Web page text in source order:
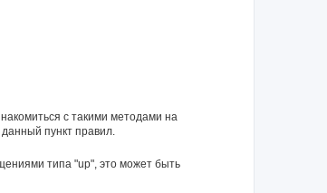
с такими методами на
пункт правил.
типа "up", это может быть